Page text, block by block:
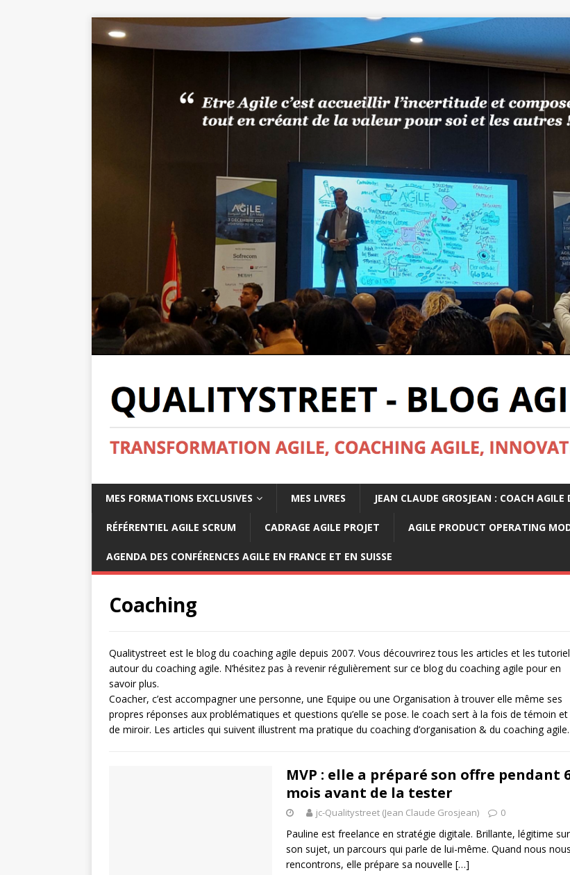
MES FORMATIONS EXCLUSIVES MES LIVRES JEAN CLAUDE GROSJEAN : COACH AGILE
RÉFÉRENTIEL AGILE SCRUM CADRAGE AGILE PROJET AGILE PRODUCT OPERATING
AGENDA DES CONFÉRENCES AGILE EN FRANCE ET EN SUISSE
Coaching
Qualitystreet est le blog du coaching agile depuis 2007. Vous découvrirez tous les articles et les
autour du coaching agile. N’hésitez pas à revenir régulièrement sur ce blog du coaching agile pour en
savoir plus.
Coacher, c’est accompagner une personne, une Equipe ou une Organisation à trouver elle même ses
propres réponses aux problématiques et questions qu’elle se pose. le coach sert à la fois de témoin et
de miroir. Les articles qui suivent illustrent ma pratique du coaching d’organisation & du coaching agile.
MVP : elle a préparé son offre pendant
mois avant de la tester
jc-Qualitystreet (Jean Claude Grosjean) 0
Pauline est freelance en stratégie digitale. Brillante, légitime sur
son sujet, un parcours qui parle de lui-même. Quand nous nous
rencontrons, elle prépare sa nouvelle […]